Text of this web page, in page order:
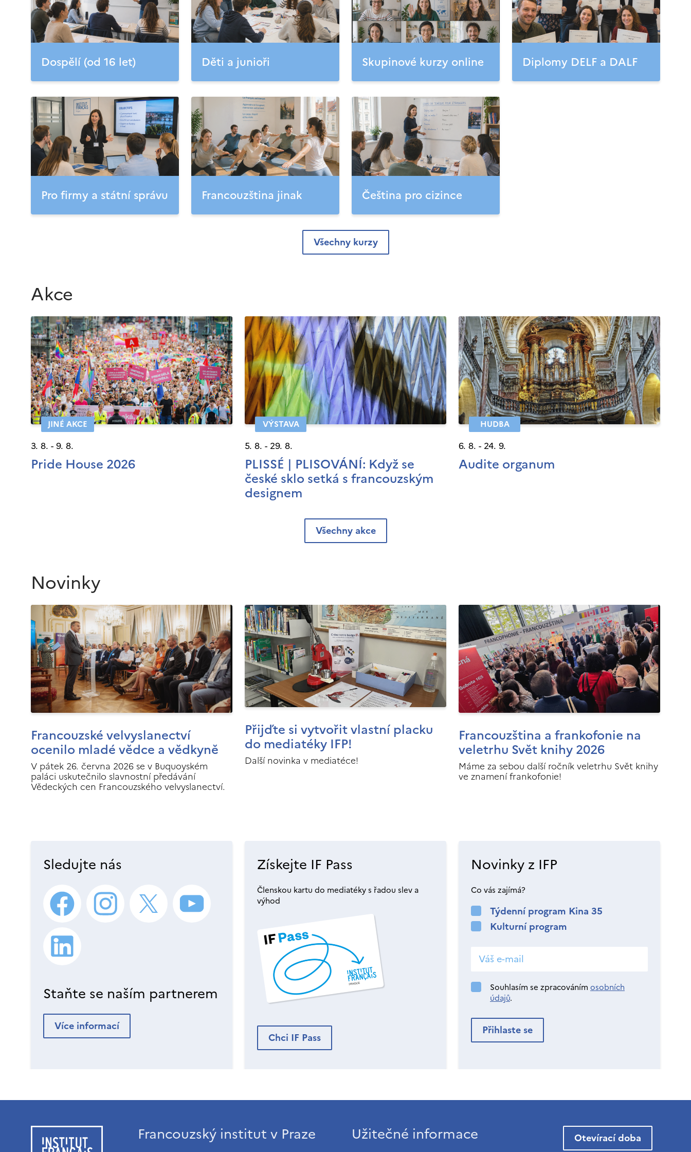
Dospělí (od 16 let) Děti a junioři Skupinové kurzy online Diplomy DELF a DALF
Pro firmy a státní správu Francouzština jinak Čeština pro cizince
Všechny kurzy
Akce
JINÉ AKCE
3. 8. - 9. 8.
Pride House 2026
VÝSTAVA
5. 8. - 29. 8.
PLISSÉ | PLISOVÁNÍ: Když se
české sklo setká s francouzským
designem
HUDBA
6. 8. - 24. 9.
Audite organum
Všechny akce
Novinky
Francouzské velvyslanectví
ocenilo mladé vědce a vědkyně
V pátek 26. června 2026 se v Buquoyském
paláci uskutečnilo slavnostní předávání
Vědeckých cen Francouzského velvyslanectví.
Přijďte si vytvořit vlastní placku
do mediatéky IFP!
Další novinka v mediatéce!
Francouzština a frankofonie na
veletrhu Svět knihy 2026
Máme za sebou další ročník veletrhu Svět knihy
ve znamení frankofonie!
Sledujte nás
Staňte se naším partnerem
Více informací
Získejte IF Pass
Členskou kartu do mediatéky s řadou slev a
výhod
Chci IF Pass
Novinky z IFP
Co vás zajímá?
Týdenní program Kina 35
Kulturní program
Souhlasím se zpracováním osobních
údajů.
Francouzský institut v Praze Užitečné informace Otevírací doba